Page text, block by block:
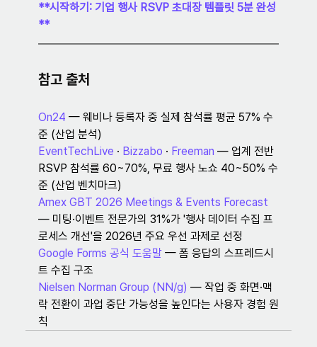
**시작하기: 기업 행사 RSVP 초대장 템플릿 5분 완성
**
참고 출처
On24 — 웨비나 등록자 중 실제 참석률 평균 57% 수
준 (산업 분석)
EventTechLive · Bizzabo · Freeman — 업계 전반
RSVP 참석률 60~70%, 무료 행사 노쇼 40~50% 수
준 (산업 벤치마크)
Amex GBT 2026 Meetings & Events Forecast
— 미팅·이벤트 전문가의 31%가 '행사 데이터 수집 프
로세스 개선'을 2026년 주요 우선 과제로 선정
Google Forms 공식 도움말 — 폼 응답의 스프레드시
트 수집 구조
Nielsen Norman Group (NN/g) — 작업 중 화면·맥
락 전환이 과업 중단 가능성을 높인다는 사용자 경험 원
칙